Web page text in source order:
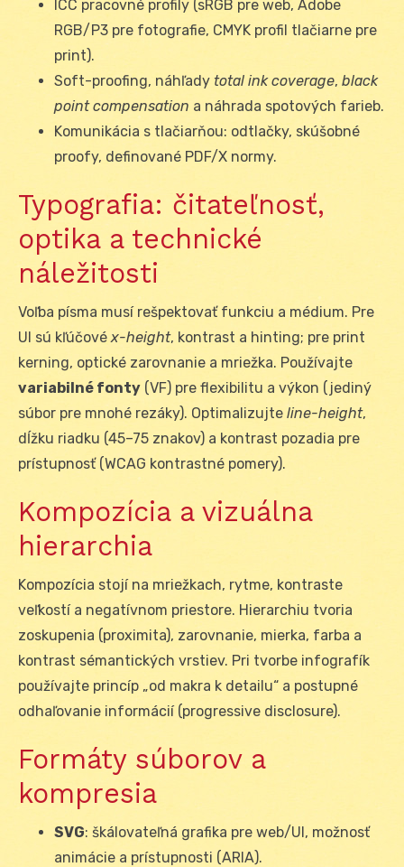
ICC pracovné profily (sRGB pre web, Adobe
RGB/P3 pre fotografie, CMYK profil tlačiarne pre
print).
Soft-proofing, náhľady total ink coverage, black
point compensation a náhrada spotových farieb.
Komunikácia s tlačiarňou: odtlačky, skúšobné
proofy, definované PDF/X normy.
Typografia: čitateľnosť,
optika a technické
náležitosti
Voľba písma musí rešpektovať funkciu a médium. Pre
UI sú kľúčovéx-height, kontrast a hinting; pre print
kerning, optické zarovnanie a mriežka. Používajte
variabilné fonty (VF) pre flexibilitu a výkon (jediný
súbor pre mnohé rezáky). Optimalizujte line-height,
dĺžku riadku (45–75 znakov) a kontrast pozadia pre
prístupnosť (WCAG kontrastné pomery).
Kompozícia a vizuálna
hierarchia
Kompozícia stojí na mriežkach, rytme, kontraste
veľkostí a negatívnom priestore. Hierarchiu tvoria
zoskupenia (proximita), zarovnanie, mierka, farba a
kontrast sémantických vrstiev. Pri tvorbe infografík
používajte princíp „od makra k detailu“ a postupné
odhaľovanie informácií (progressive disclosure).
Formáty súborov a
kompresia
SVG: škálovateľná grafika pre web/UI, možnosť
animácie a prístupnosti (ARIA).